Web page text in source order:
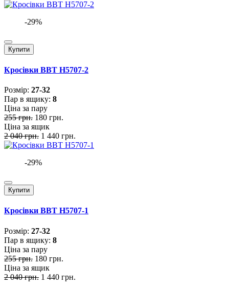
-29%
Купити
Кросівки BBT H5707-2
Розмiр: 27-32
Пар в ящику: 8
Ціна за пару
255 грн. 180 грн.
Ціна за ящик
2 040 грн. 1 440 грн.
-29%
Купити
Кросівки BBT H5707-1
Розмiр: 27-32
Пар в ящику: 8
Ціна за пару
255 грн. 180 грн.
Ціна за ящик
2 040 грн. 1 440 грн.